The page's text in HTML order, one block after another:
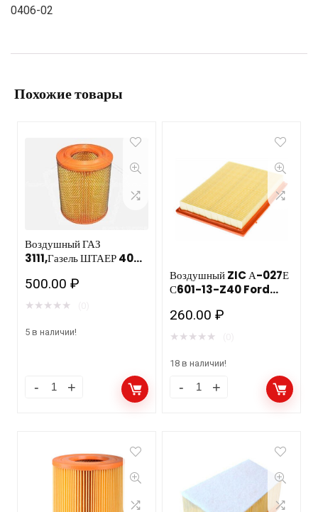
0406-02
Похожие товары
Воздушный ГАЗ
3111,Газель ШТАЕР 406
ТС/6шт
500.00₽
★ ★ ★ ★ ★
5 в наличии!
Воздушный ZIC А-027Е
С601-13-Z40 Ford
MAZDA (EURO) 2 (DY)
260.00₽
★ ★ ★ ★ ★
18 в наличии!